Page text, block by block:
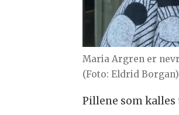
Maria Argren er
(Foto: Eldrid Borgan)
Pillene som